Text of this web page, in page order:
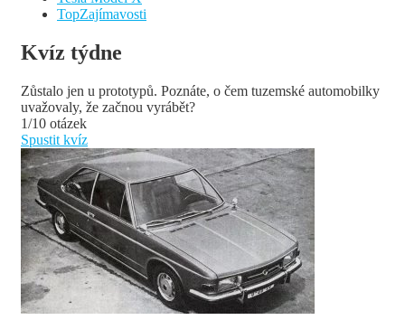
TopZajímavosti
Kvíz týdne
Zůstalo jen u prototypů. Poznáte, o čem tuzemské automobilky
uvažovaly, že začnou vyrábět?
1/10 otázek
Spustit kvíz